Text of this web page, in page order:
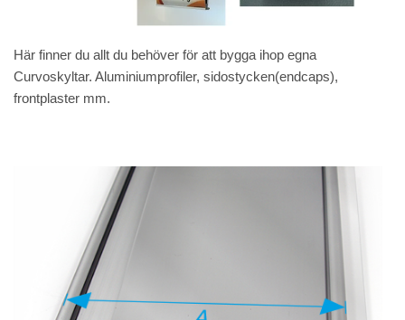
Här finner du allt du behöver för att bygga ihop egna
Curvoskyltar. Aluminiumprofiler, sidostycken(endcaps),
frontplaster mm.